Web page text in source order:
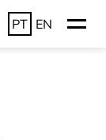
PT EN